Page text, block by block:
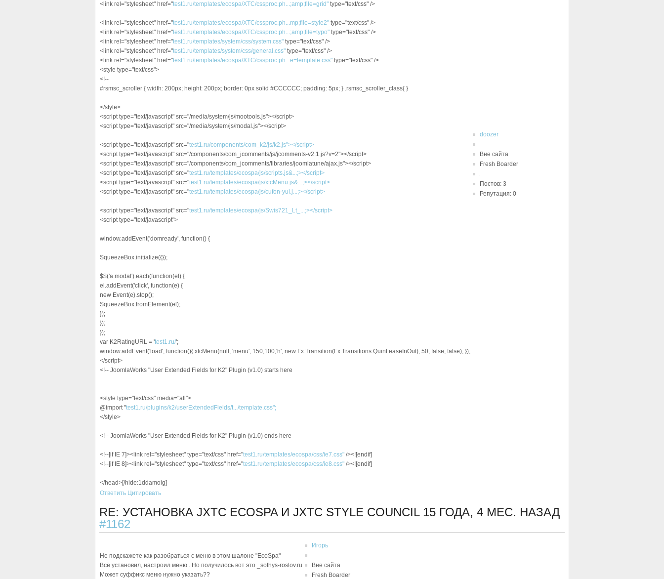
<link rel="stylesheet" href="test1.ru/templates/ecospa/XTC/cssproc.ph...;amp;file=grid" type="text/css" />
<link rel="stylesheet" href="test1.ru/templates/ecospa/XTC/cssproc.ph...mp;file=style2" type="text/css" />
<link rel="stylesheet" href="test1.ru/templates/ecospa/XTC/cssproc.ph...;amp;file=typo" type="text/css" />
<link rel="stylesheet" href="test1.ru/templates/system/css/system.css" type="text/css" />
<link rel="stylesheet" href="test1.ru/templates/system/css/general.css" type="text/css" />
<link rel="stylesheet" href="test1.ru/templates/ecospa/XTC/cssproc.ph...e=template.css" type="text/css" />
<style type="text/css">
<!--
#rsmsc_scroller { width: 200px; height: 200px; border: 0px solid #CCCCCC; padding: 5px; } .rsmsc_scroller_class{ }
</style>
<script type="text/javascript" src="/media/system/js/mootools.js"></script>
<script type="text/javascript" src="/media/system/js/modal.js"></script>
<script type="text/javascript" src="test1.ru/components/com_k2/js/k2.js"></script>
<script type="text/javascript" src="/components/com_jcomments/js/jcomments-v2.1.js?v=2"></script>
<script type="text/javascript" src="/components/com_jcomments/libraries/joomlatune/ajax.js"></script>
<script type="text/javascript" src="test1.ru/templates/ecospa/js/scripts.js&...;></script>
<script type="text/javascript" src="test1.ru/templates/ecospa/js/xtcMenu.js&...;></script>
<script type="text/javascript" src="test1.ru/templates/ecospa/js/cufon-yui.j...;></script>
<script type="text/javascript" src="test1.ru/templates/ecospa/js/Swis721_Lt_...;></script>
<script type="text/javascript">
window.addEvent('domready', function() {
SqueezeBox.initialize({});
$$('a.modal').each(function(el) {
el.addEvent('click', function(e) {
new Event(e).stop();
SqueezeBox.fromElement(el);
});
});
});
var K2RatingURL = 'test1.ru/';
window.addEvent('load', function(){ xtcMenu(null, 'menu', 150,100,'h', new Fx.Transition(Fx.Transitions.Quint.easeInOut), 50, false, false); });
</script>
<!-- JoomlaWorks "User Extended Fields for K2" Plugin (v1.0) starts here
<style type="text/css" media="all">
@import "test1.ru/plugins/k2/userExtendedFields/t.../template.css";
</style>
<!-- JoomlaWorks "User Extended Fields for K2" Plugin (v1.0) ends here
<!--[if IE 7]><link rel="stylesheet" type="text/css" href="test1.ru/templates/ecospa/css/ie7.css" /><![endif]
<!--[if IE 8]><link rel="stylesheet" type="text/css" href="test1.ru/templates/ecospa/css/ie8.css" /><![endif]
</head>[/hide:1ddamoig]
doozer
Вне сайта
Fresh Boarder
Постов: 3
Репутация: 0
Ответить Цитировать
RE: УСТАНОВКА JXTC ECOSPA И JXTC STYLE COUNCIL 15 ГОДА, 4 МЕС. НАЗАД
#1162
Не подскажете как разобраться с меню в этом шалоне "EcoSpa"
Всё установил, настроил меню . Но получилось вот это _sothys-rostov.ru
Может суффикс меню нужно указать??
Игорь
Вне сайта
Fresh Boarder